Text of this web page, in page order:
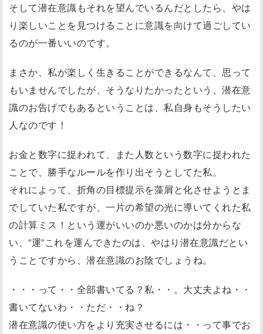
そして潜在意識もそれを望んでいるんだとしたら、やは
り楽しいことを見つけることに意識を向けて過ごしてい
るのが一番いいのです。
まさか、私が楽しく生きることができるなんて、思って
もいませんでしたが、そうなりたかったという、潜在意
識のお告げでもあるということは、私自身もそうしたい
人なのです！
お金と数字に捉われて、また人数という数字に捉われた
ことで、勝手なルールを作り出そうとしてた私。
それによって、折角の目標提示を藻屑と化させようとま
でしていた私ですが、一片の希望の光に導いてくれた私
の計算ミス！という運がいいのか悪いのかは分からな
い、”運”これを運んできたのは、やはり潜在意識だとい
うことですから、潜在意識のお陰でしょうね。
・・・って・・全部書いてる？私・・。大丈夫よね・・
書いてないわ・・ただ・・ね？
潜在意識の使い方をより充実させるには・・って事でお